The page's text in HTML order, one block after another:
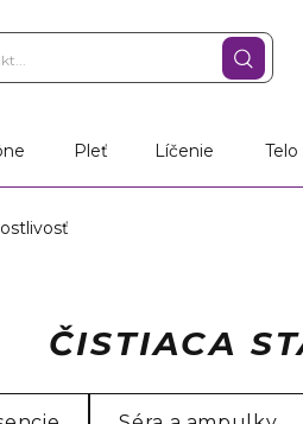
Pleť Líčenie Telo
ČISTIACA